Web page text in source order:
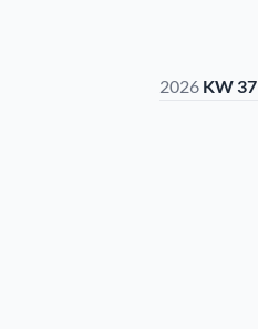
2026 KW 37